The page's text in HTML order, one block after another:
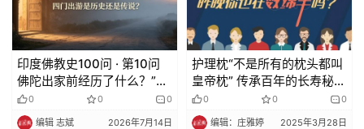
印度佛教史100问 · 第10问
佛陀出家前经历了什么？”四
门出游”是历史还是传说？
0 0 0
编辑 志斌 2026年7月14日
护理枕“不是所有的枕头都叫
皇帝枕” 传承百年的长寿秘方
搭配现代人体工学设计——
山苍子颈椎护理枕护理枕
0 0 0
编辑：庄雅婷 2025年3月28日